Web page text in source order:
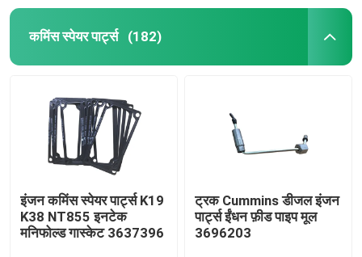
कमिंस स्पेयर पार्ट्स (182)
इंजन कमिंस स्पेयर पार्ट्स K19
K38 NT855 इनटेक
मनिफोल्ड गास्केट 3637396
ट्रक Cummins डीजल इंजन
पार्ट्स ईंधन फ़ीड पाइप मूल
3696203